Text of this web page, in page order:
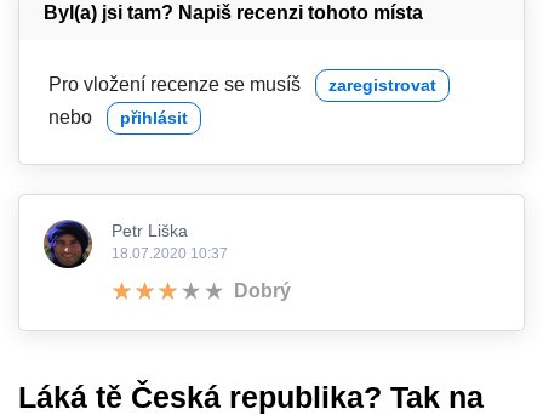
Byl(a) jsi tam? Napiš recenzi tohoto místa
Pro vložení recenze se musíš zaregistrovat
nebo přihlásit
Petr Liška
18.07.2020 10:37
Dobrý
Láká tě Česká republika? Tak na